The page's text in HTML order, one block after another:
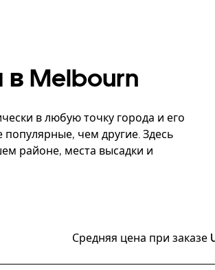
Melbourn
в любую точку города и его
чем другие. Здесь
районе, места высадки и
Средняя цена при заказе